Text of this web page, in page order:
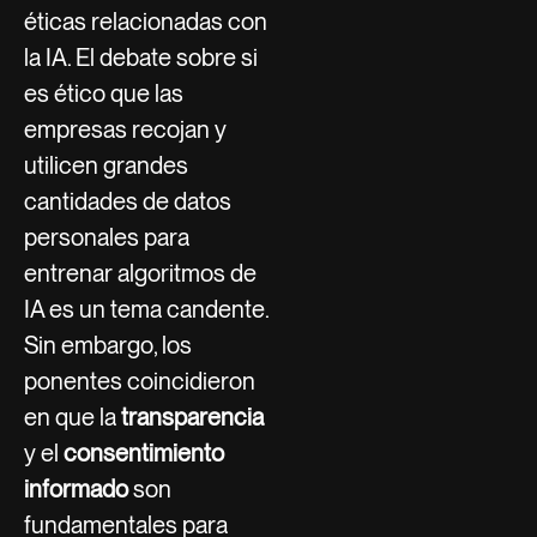
éticas relacionadas con
la IA. El debate sobre si
es ético que las
empresas recojan y
utilicen grandes
cantidades de datos
personales para
entrenar algoritmos de
IA es un tema candente.
Sin embargo, los
ponentes coincidieron
en que latransparencia
y el consentimiento
informadoson
fundamentales para